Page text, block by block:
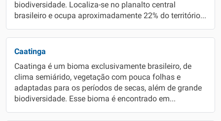
biodiversidade. Localiza-se no planalto central
brasileiro e ocupa aproximadamente 22% do território...
Caatinga
Caatinga é um bioma exclusivamente brasileiro, de
clima semiárido, vegetação com pouca folhas e
adaptadas para os períodos de secas, além de grande
biodiversidade. Esse bioma é encontrado em...